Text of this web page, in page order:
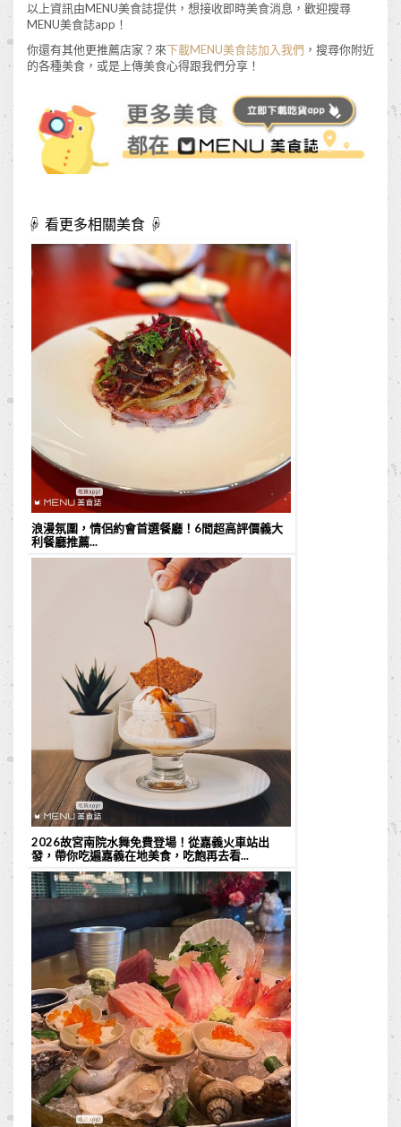
以上資訊由MENU美食誌提供，想接收即時美食消息，歡迎搜尋
MENU美食誌app！
你還有其他更推薦店家？來下載MENU美食誌加入我們 ，搜尋你附近
的各種美食，或是上傳美食心得跟我們分享！
☟ 看更多相關美食 ☟
浪漫氛圍，情侶約會首選餐廳！6間超高評價義大
利餐廳推薦...
2026故宮南院水舞免費登場！從嘉義火車站出
發，帶你吃遍嘉義在地美食，吃飽再去看...